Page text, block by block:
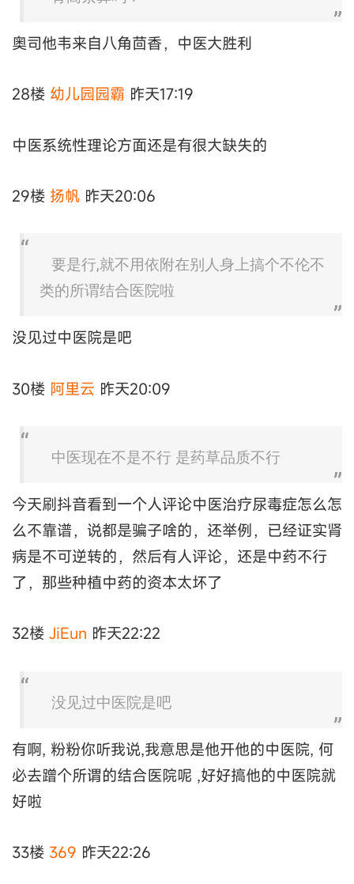
奥司他韦来自八角茴香，中医大胜利
28楼 幼儿园园霸 昨天17:19
中医系统性理论方面还是有很大缺失的
29楼 扬帆 昨天20:06
要是行,就不用依附在别人身上搞个不伦不
类的所谓结合医院啦
没见过中医院是吧
30楼 阿里云 昨天20:09
中医现在不是不行 是药草品质不行
今天刷抖音看到一个人评论中医治疗尿毒症怎么怎
么不靠谱，说都是骗子啥的，还举例，已经证实肾
病是不可逆转的，然后有人评论，还是中药不行
了，那些种植中药的资本太坏了
32楼 JiEun 昨天22:22
没见过中医院是吧
有啊, 粉粉你听我说,我意思是他开他的中医院, 何
必去蹭个所谓的结合医院呢 ,好好搞他的中医院就
好啦
33楼 369 昨天22:26